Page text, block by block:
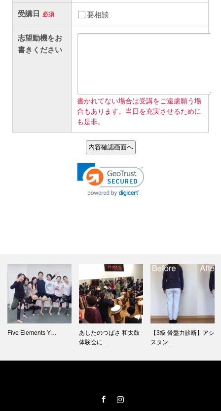
Five Elements Y…
あしたのつばさ 和太鼓
体験会に…
【3級 骨盤力診断】アシ
スタン…